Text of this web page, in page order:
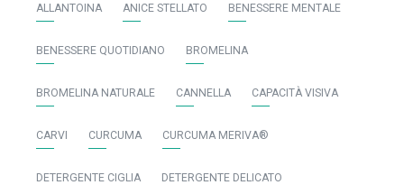
ALLANTOINA ANICE STELLATO BENESSERE MENTALE
BENESSERE QUOTIDIANO BROMELINA
BROMELINA NATURALE CANNELLA CAPACITÀ VISIVA
CARVI CURCUMA CURCUMA MERIVA®
DETERGENTE CIGLIA DETERGENTE DELICATO